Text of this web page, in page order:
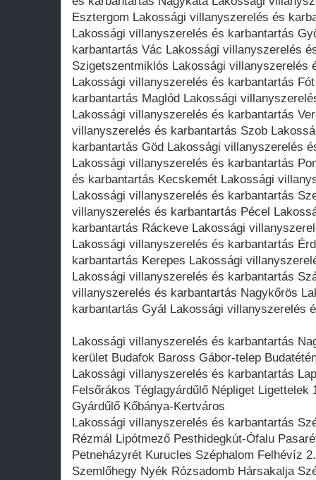
Esztergom Lakossági villanyszerelés és
Lakossági villanyszerelés és karbantartás
karbantartás Vác Lakossági villanyszerelés
Szigetszentmiklós Lakossági villanyszerelés
Lakossági villanyszerelés és karbantartás
karbantartás Maglód Lakossági
Lakossági villanyszerelés és karbantartás
villanyszerelés és karbantartás Szob
karbantartás Göd Lakossági villanyszerelés
Lakossági villanyszerelés és karbantartás
és karbantartás Kecskemét Lakossági
Lakossági villanyszerelés és karbantartás
villanyszerelés és karbantartás Pécel
karbantartás Ráckeve Lakossági
Lakossági villanyszerelés és karbantartás
karbantartás Kerepes Lakossági
Lakossági villanyszerelés és karbantartás
villanyszerelés és karbantartás Nagykőrös
karbantartás Gyál Lakossági villanyszerelés
Lakossági villanyszerelés és karbantartás
kerület Budafok Baross Gábor-telep
Lakossági villanyszerelés és karbantartás
Felsőrákos Téglagyárdűlő Népliget Ligettelek
Gyárdűlő Kőbánya-Kertváros
Lakossági villanyszerelés és karbantartás
Rézmál Lipótmező Pesthidegkút-Ófalu
Petneházyrét Kurucles Széphalom Felhévíz
Szemlőhegy Nyék Rózsadomb Hársakalja